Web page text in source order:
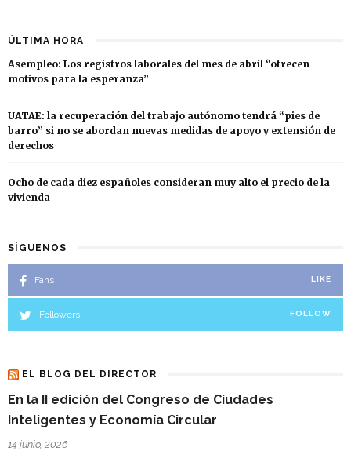
ÚLTIMA HORA
Asempleo: Los registros laborales del mes de abril “ofrecen
motivos para la esperanza”
UATAE: la recuperación del trabajo autónomo tendrá “pies de
barro” si no se abordan nuevas medidas de apoyo y extensión de
derechos
Ocho de cada diez españoles consideran muy alto el precio de la
vivienda
SÍGUENOS
Fans LIKE
Followers FOLLOW
EL BLOG DEL DIRECTOR
En la II edición del Congreso de Ciudades
Inteligentes y Economía Circular
14 junio, 2026